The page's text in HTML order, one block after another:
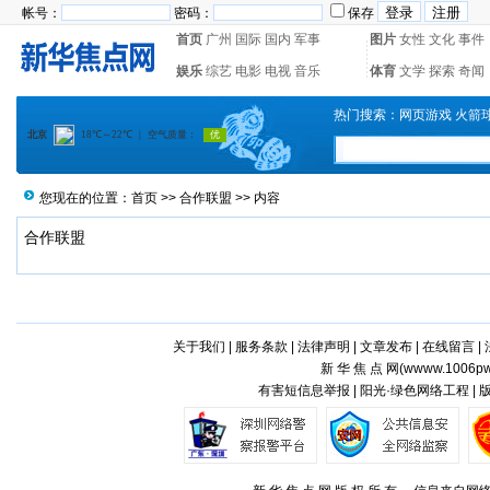
帐号： 密码：
保存
首页 广州 国际 国内 军事 图片 女性 文化 事件
娱乐 综艺 电影 电视 音乐 体育 文学 探索 奇闻
热门搜索： 网页游戏 火箭
您现在的位置： 首页 >> 合作联盟 >> 内容
合作联盟
关于我们 服务条款 法律声明 文章发布| 在线留言|
新 华 焦 点 网(
有害短信息举报 | 阳光·绿色网络工程 |